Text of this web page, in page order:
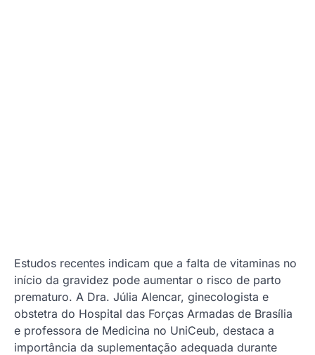
Estudos recentes indicam que a falta de vitaminas no
início da gravidez pode aumentar o risco de parto
prematuro. A Dra. Júlia Alencar, ginecologista e
obstetra do Hospital das Forças Armadas de Brasília
e professora de Medicina no UniCeub, destaca a
importância da suplementação adequada durante